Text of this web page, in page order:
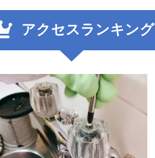
アクセスランキング
2